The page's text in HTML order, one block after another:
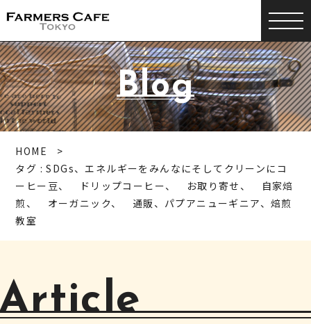
Blog
HOME
タグ : SDGs、エネルギーをみんなにそしてクリーンにコ
ーヒー豆、 ドリップコーヒー、 お取り寄せ、 自家焙
煎、 オーガニック、 通販、パプアニューギニア、焙煎
教室